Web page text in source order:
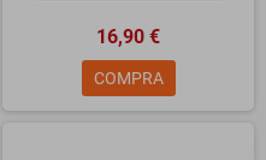
16,90 €
COMPRA